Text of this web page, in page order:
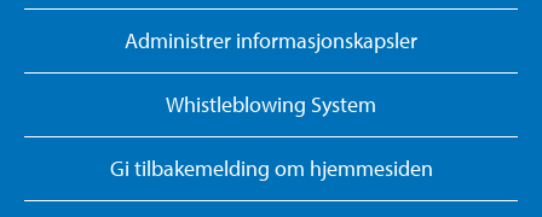
Administrer informasjonskapsler
Whistleblowing System
Gi tilbakemelding om hjemmesiden